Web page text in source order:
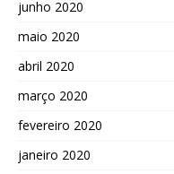
junho 2020
maio 2020
abril 2020
março 2020
fevereiro 2020
janeiro 2020